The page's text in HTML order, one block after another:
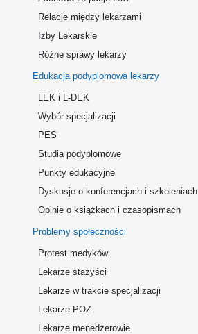
Relacje między lekarzami
Izby Lekarskie
Różne sprawy lekarzy
Edukacja podyplomowa lekarzy
LEK i L-DEK
Wybór specjalizacji
PES
Studia podyplomowe
Punkty edukacyjne
Dyskusje o konferencjach i szkoleniach
Opinie o książkach i czasopismach
Problemy społeczności
Protest medyków
Lekarze stażyści
Lekarze w trakcie specjalizacji
Lekarze POZ
Lekarze menedżerowie